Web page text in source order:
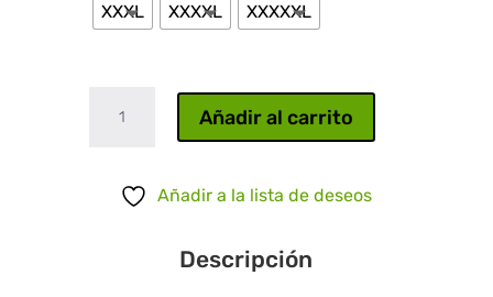
XXXL
XXXXL XXXXXL
Añadir al carrito
Añadir a la lista de deseos
Descripción